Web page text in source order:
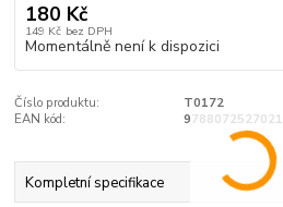
180 Kč
149 Kč bez DPH
Momentálně není k dispozici
Číslo produktu:
T0172
EAN kód:
9788072527021
Kompletní specifikace